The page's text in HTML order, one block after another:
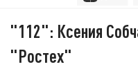
"112": Ксения
"Ростех"